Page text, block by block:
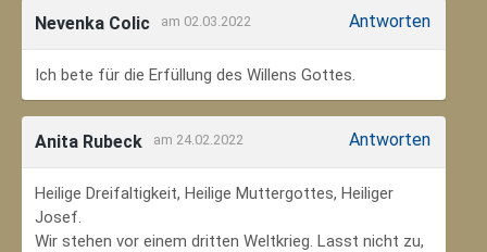
Nevenka Colic am 02.03.2022 Antworten
Ich bete für die Erfüllung des Willens Gottes.
Anita Rubeck am 24.02.2022 Antworten
Heilige Dreifaltigkeit, Heilige Muttergottes, Heiliger
Josef.
Wir stehen vor einem dritten Weltkrieg. Lasst nicht zu,